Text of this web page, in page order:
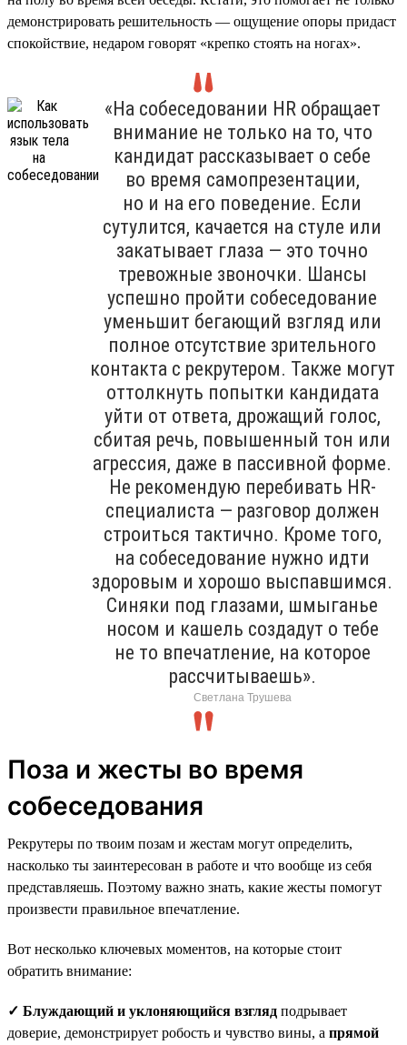
демонстрировать решительность — ощущение опоры придаст
спокойствие, недаром говорят «крепко стоять на ногах».
«На собеседовании HR обращает
внимание не только на то, что
кандидат рассказывает о себе
во время самопрезентации,
но и на его поведение. Если
сутулится, качается на стуле или
закатывает глаза — это точно
тревожные звоночки. Шансы
успешно пройти собеседование
уменьшит бегающий взгляд или
полное отсутствие зрительного
контакта с рекрутером. Также могут
оттолкнуть попытки кандидата
уйти от ответа, дрожащий голос,
сбитая речь, повышенный тон или
агрессия, даже в пассивной форме.
Не рекомендую перебивать HR-
специалиста — разговор должен
строиться тактично. Кроме того,
на собеседование нужно идти
здоровым и хорошо выспавшимся.
Синяки под глазами, шмыганье
носом и кашель создадут о тебе
не то впечатление, на которое
рассчитываешь».
Светлана Трушева
Поза и жесты во время
собеседования
Рекрутеры по твоим позам и жестам могут определить,
насколько ты заинтересован в работе и что вообще из себя
представляешь. Поэтому важно знать, какие жесты помогут
произвести правильное впечатление.
Вот несколько ключевых моментов, на которые стоит
обратить внимание:
✓ Блуждающий и уклоняющийся взгляд подрывает
доверие, демонстрирует робость и чувство вины, а прямой